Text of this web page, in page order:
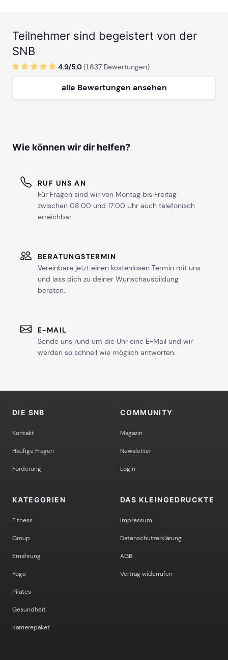
Teilnehmer sind begeistert von der
SNB
4.9/5.0(1.637 Bewertungen)
alle Bewertungen ansehen
Wie können wir dir helfen?
RUF UNS AN
Für Fragen sind wir von Montag bis Freitag
zwischen 08:00 und 17:00 Uhr auch telefonisch
erreichbar.
BERATUNGSTERMIN
Vereinbare jetzt einen kostenlosen Termin mit uns
und lass dich zu deiner Wunschausbildung
beraten.
E-MAIL
Sende uns rund um die Uhr eine E-Mail und wir
werden so schnell wie möglich antworten.
DIE SNB
Kontakt
Häufige Fragen
Förderung
COMMUNITY
Magazin
Newsletter
Login
KATEGORIEN
Fitness
Group
Ernährung
Yoga
Pilates
Gesundheit
Karrierepaket
DAS KLEINGEDRUCKTE
Impressum
Datenschutzerklärung
AGB
Vertrag widerrufen